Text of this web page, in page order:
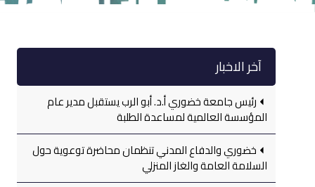
آخر الاخبار
رئيس جامعة خضوري أ.د. أبو الرب يستقبل مدير عام
المؤسسة العالمية لمساعدة الطلبة
خضوري والدفاع المدني تنظمان محاضرة توعوية حول
السلامة العامة والغاز المنزلي